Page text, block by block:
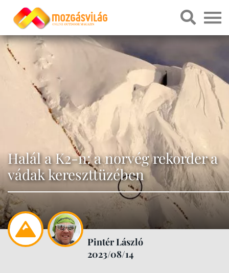
Halál a K2-n: a norvég rekorder a
vádak kereszttüzében
Pintér László
2023/08/14